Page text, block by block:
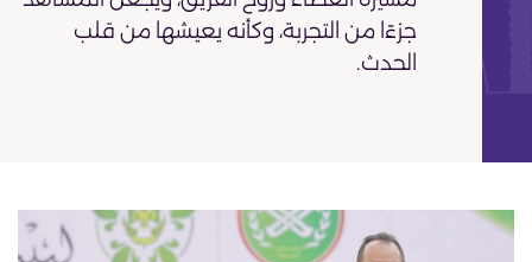
جزءًا من التجربة، وكأنه يعيشها من قلب
الحدث.